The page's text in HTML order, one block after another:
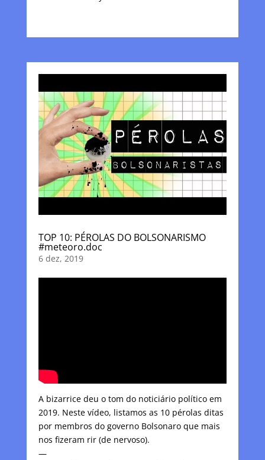
TOP 10: PÉROLAS DO BOLSONARISMO
#meteoro.doc
6 dez, 2019
A bizarrice deu o tom do noticiário político em
2019. Neste vídeo, listamos as 10 pérolas ditas
por membros do governo Bolsonaro que mais
nos fizeram rir (de nervoso).
—